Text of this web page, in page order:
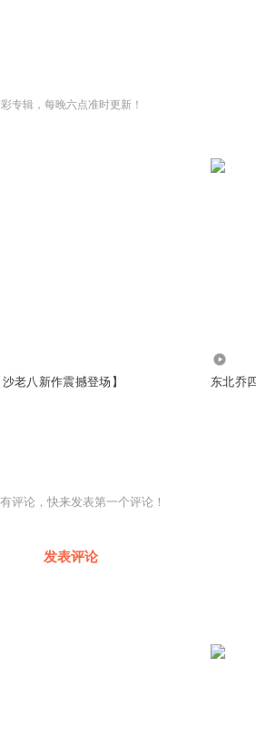
专辑，每晚六点准时更新！
老八新作震撼登场】 东北乔
评论，快来发表第一个评论！
发表评论